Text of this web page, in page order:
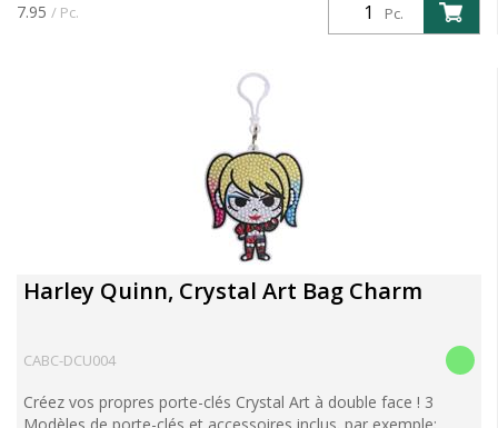
Pc.
7.95 / Pc.
Harley Quinn, Crystal Art Bag Charm
CABC-DCU004
Créez vos propres porte-clés Crystal Art à double face ! 3